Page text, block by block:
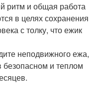
ритм и общая работа
в целях сохранения
с толку, что ежик
неподвижного ежа,
безопасном и теплом